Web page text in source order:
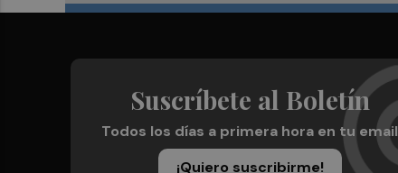
Suscríbete al Boletín
Todos los días a primera hora en tu email
¡Quiero suscribirme!